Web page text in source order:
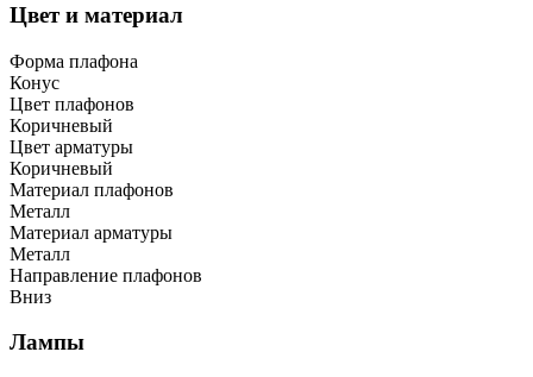
Цвет и материал
Форма плафона
Конус
Цвет плафонов
Коричневый
Цвет арматуры
Коричневый
Материал плафонов
Металл
Материал арматуры
Металл
Направление плафонов
Вниз
Лампы